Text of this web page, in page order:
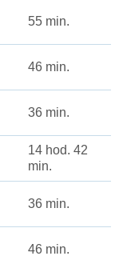
55 min.
46 min.
36 min.
14 hod. 42
min.
36 min.
46 min.